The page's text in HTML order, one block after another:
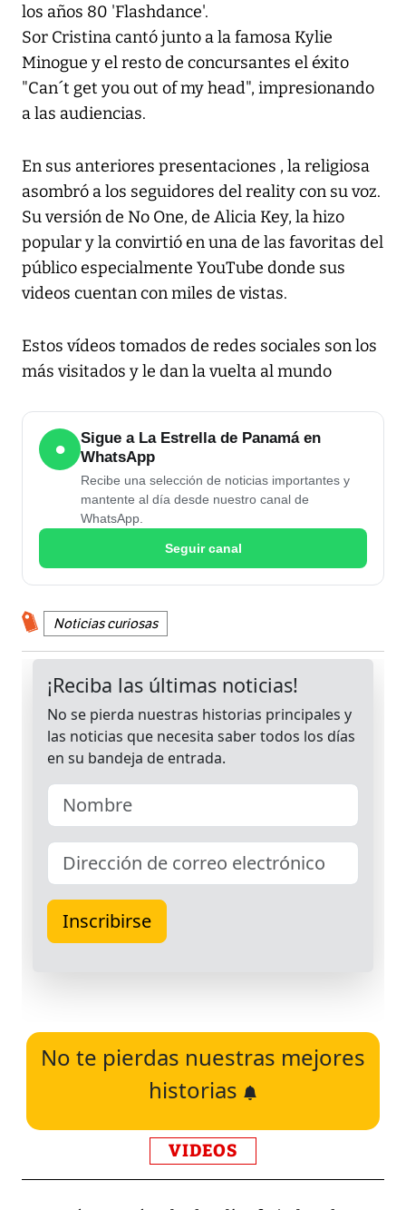
los años 80 'Flashdance'.
Sor Cristina cantó junto a la famosa Kylie
Minogue y el resto de concursantes el éxito
"Can´t get you out of my head", impresionando
a las audiencias.
En sus anteriores presentaciones , la religiosa
asombró a los seguidores del reality con su voz.
Su versión de No One, de Alicia Key, la hizo
popular y la convirtió en una de las favoritas del
público especialmente YouTube donde sus
videos cuentan con miles de vistas.
Estos vídeos tomados de redes sociales son los
más visitados y le dan la vuelta al mundo
●
Sigue a La Estrella de Panamá en
WhatsApp
Recibe una selección de noticias importantes y
mantente al día desde nuestro canal de
WhatsApp.
Seguir canal
Noticias curiosas
No te pierdas nuestras mejores
historias
VIDEOS